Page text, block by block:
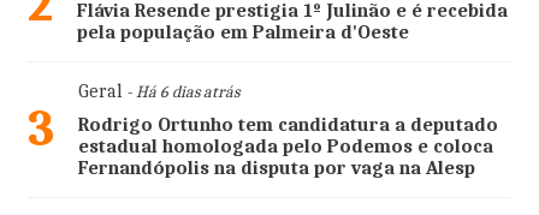
Flávia Resende prestigia 1º Julinão e é recebida
pela população em Palmeira d'Oeste
3
Geral- Há 6 dias atrás
Rodrigo Ortunho tem candidatura a deputado
estadual homologada pelo Podemos e coloca
Fernandópolis na disputa por vaga na Alesp